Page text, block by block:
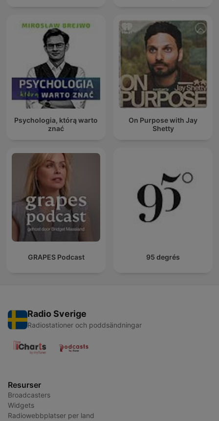
Psychologia, którą warto
znać
On Purpose with Jay
Shetty
GRAPES Podcast 95 degrés
Radio Sverige
Radiostationer och poddsändningar
Resurser
Broadcasters
Widgets
Radiowebbplatser per land